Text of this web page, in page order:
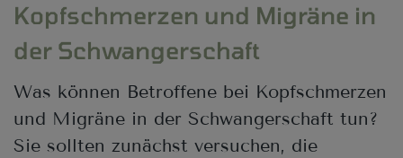
Kopfschmerzen und Migräne in
der Schwangerschaft
Was können Betroffene bei Kopfschmerzen
und Migräne in der Schwangerschaft tun?
Sie sollten zunächst versuchen, die